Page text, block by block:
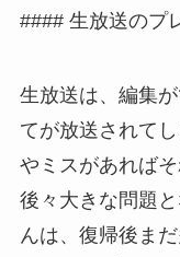
#### 生放送のプ
生放送は、編集
てが放送されて
やミスがあれば
後々大きな問題
んは、復帰後ま